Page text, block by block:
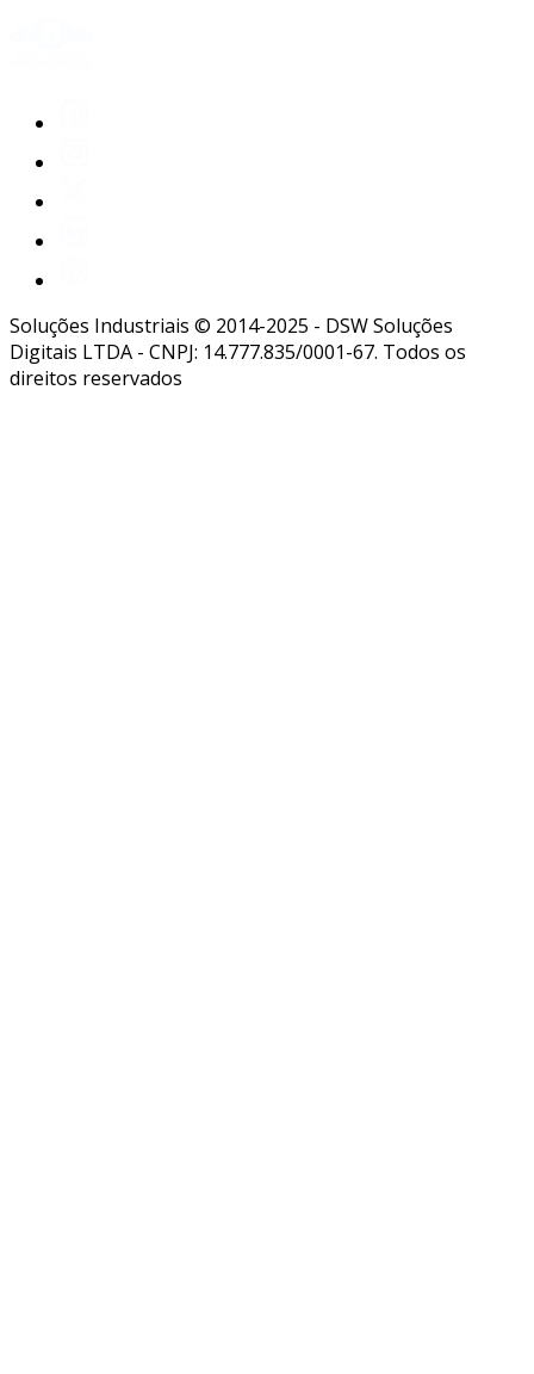
Soluções Industriais © 2014-2025 - DSW Soluções
Digitais LTDA - CNPJ: 14.777.835/0001-67. Todos os
direitos reservados